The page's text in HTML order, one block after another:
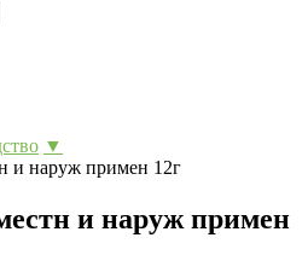
▼
и наруж примен 12г
и наруж примен